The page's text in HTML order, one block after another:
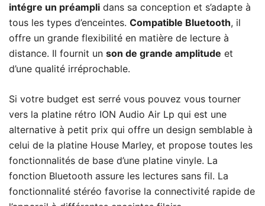
intégre un préampli dans sa conception et s’adapte à
tous les types d’enceintes. Compatible Bluetooth, il
offre un grande flexibilité en matière de lecture à
distance. Il fournit un son de grande amplitude et
d’une qualité irréprochable.
Si votre budget est serré vous pouvez vous tourner
vers la platine rétro ION Audio Air Lp qui est une
alternative à petit prix qui offre un design semblable à
celui de la platine House Marley, et propose toutes les
fonctionnalités de base d’une platine vinyle. La
fonction Bluetooth assure les lectures sans fil. La
fonctionnalité stéréo favorise la connectivité rapide de